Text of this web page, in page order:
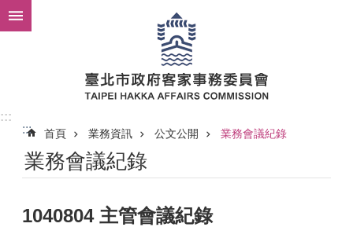
跳到主要內容區塊
:::
:::
首頁 業務資訊 公文公開 業務會議紀錄
業務會議紀錄
1040804 主管會議紀錄